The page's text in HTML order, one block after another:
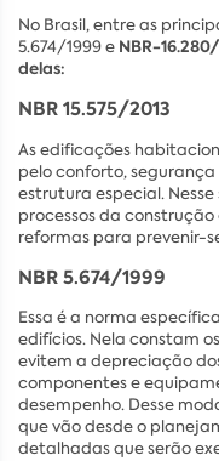
No Brasil, entre as
5.674/1999 e NBR-
delas:
NBR 15.575/2013
As edificações
pelo conforto,
estrutura especial.
processos da
reformas para prevenir-
NBR 5.674/1999
Essa é a norma
edifícios. Nela constam
evitem a depreciação
componentes e
desempenho. Desse
que vão desde o
detalhadas que serão